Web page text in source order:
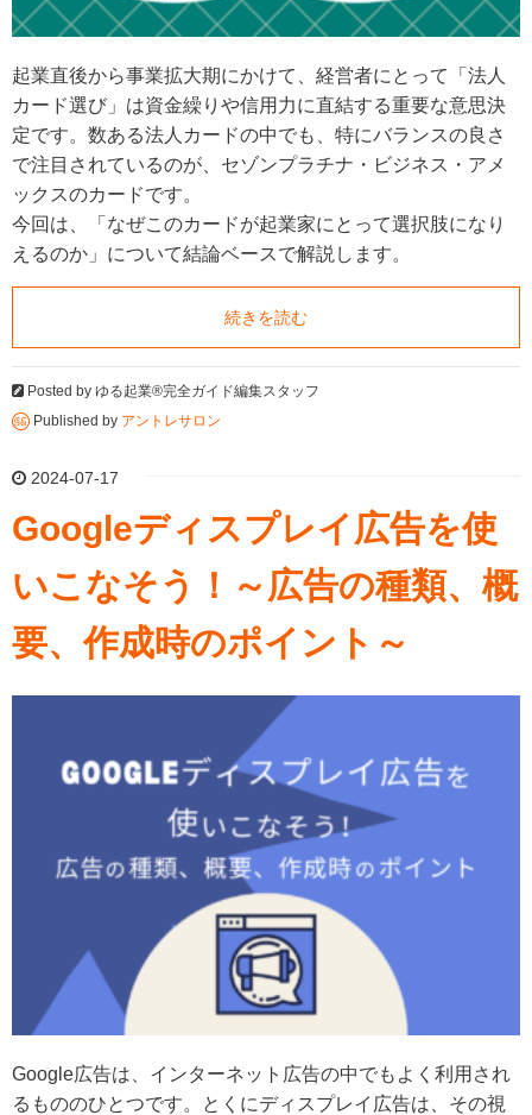
起業直後から事業拡大期にかけて、経営者にとって「法人
カード選び」は資金繰りや信用力に直結する重要な意思決
定です。数ある法人カードの中でも、特にバランスの良さ
で注目されているのが、セゾンプラチナ・ビジネス・アメ
ックスのカードです。
今回は、「なぜこのカードが起業家にとって選択肢になり
えるのか」について結論ベースで解説します。
続きを読む
Posted by ゆる起業®完全ガイド編集スタッフ
Published by アントレサロン
2024-07-17
Googleディスプレイ広告を使
いこなそう！～広告の種類、概
要、作成時のポイント～
Google広告は、インターネット広告の中でもよく利用され
るもののひとつです。とくにディスプレイ広告は、その視